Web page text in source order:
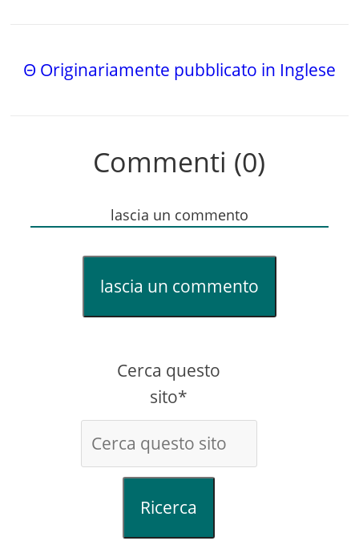
Θ Originariamente pubblicato in Inglese
Commenti (0)
lascia un commento
lascia un commento
Cerca questo
sito*
Ricerca